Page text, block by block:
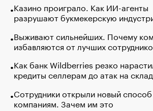
Казино проиграло. Как ИИ-агенты
разрушают букмекерскую
Выживают сильнейших. Почему
избавляются от лучших
Как банк Wildberries резко
кредиты селлерам до атак на
Сотрудники открыли новый
компаниям. Зачем им это